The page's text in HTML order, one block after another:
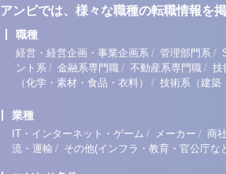
アンビでは、様々な職種の転職情報を
職種
経営・経営企画・事業企画系 / 管理部門系 /
ント系 / 金融系専門職 / 不動産系専門職 / 技
（化学・素材・食品・衣料）
/ 技術系（建築
業種
IT・インターネット・ゲーム / メーカー / 商社
流・運輸 / その他(インフラ・教育・官公庁な